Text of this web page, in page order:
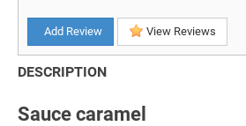
Add Review View Reviews
DESCRIPTION
Sauce caramel